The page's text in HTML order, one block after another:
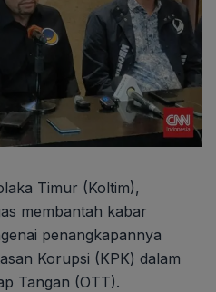
Timur (Koltim),
membantah kabar
penangkapannya
Korupsi (KPK) dalam
Tangan (OTT).